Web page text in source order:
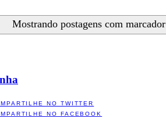
Mostrando postagens com marcador
NO TWITTER
NO FACEBOOK